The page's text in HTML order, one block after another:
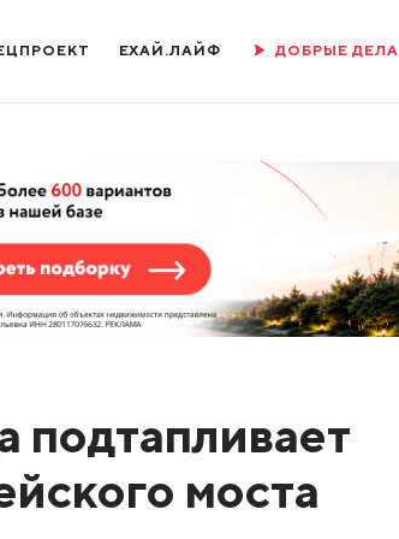
ЕХАЙ.ЛАЙФ ДОБРЫЕ ДЕЛА
подтапливает
моста